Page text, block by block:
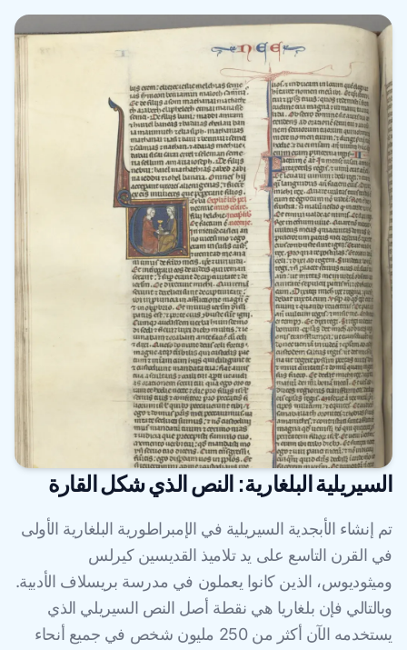
السيريلية البلغارية: النص الذي شكل القارة
تم إنشاء الأبجدية السيريلية في الإمبراطورية البلغارية الأولى
في القرن التاسع على يد تلاميذ القديسين كيرلس
وميثوديوس، الذين كانوا يعملون في مدرسة بريسلاف الأدبية.
وبالتالي فإن بلغاريا هي نقطة أصل النص السيريلي الذي
يستخدمه الآن أكثر من 250 مليون شخص في جميع أنحاء